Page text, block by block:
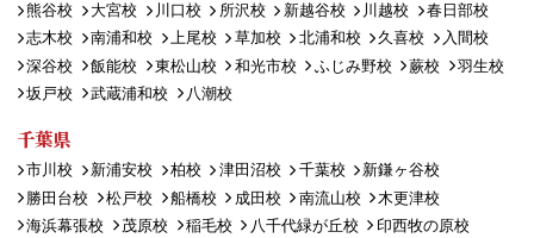
熊谷校 大宮校 川口校 所沢校 新越谷校 川越校
春日部校
志木校
南浦和校 上尾校 草加校 北浦和校 久喜校
入間校
深谷校
飯能校 東松山校 和光市校 ふじみ野校 蕨校
羽生校
坂戸校
武蔵浦和校 八潮校
千葉県
市川校 新浦安校 柏校 津田沼校 千葉校
新鎌ヶ谷校
勝田台校
松戸校 船橋校 成田校 南流山校
木更津校
海浜幕張校
茂原校 稲毛校 八千代緑が丘校
印西牧の原校